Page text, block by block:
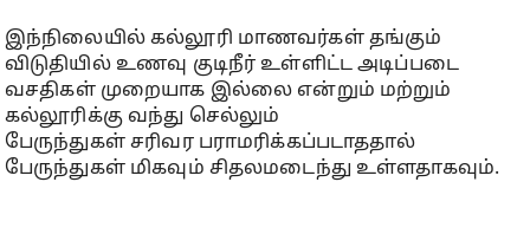
இந்நிலையில் கல்லூரி மாணவர்கள் தங்கும்
விடுதியில் உணவு குடிநீர் உள்ளிட்ட அடிப்படை
வசதிகள் முறையாக இல்லை என்றும் மற்றும்
கல்லூரிக்கு வந்து செல்லும்
பேருந்துகள் சரிவர பராமரிக்கப்படாததால்
பேருந்துகள் மிகவும் சிதலமடைந்து உள்ளதாகவும்.